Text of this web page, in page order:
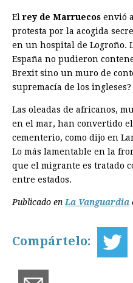
El rey de Marruecos envió
protesta por la acogida
en un hospital de Logroño.
España no pudieron
Brexit sino un muro de
supremacía de los ingleses?
Las oleadas de africanos,
en el mar, han convertido
cementerio, como dijo en
Lo más lamentable en la
que el migrante es tratado
entre estados.
Publicado en La Vanguardia
Compártelo: